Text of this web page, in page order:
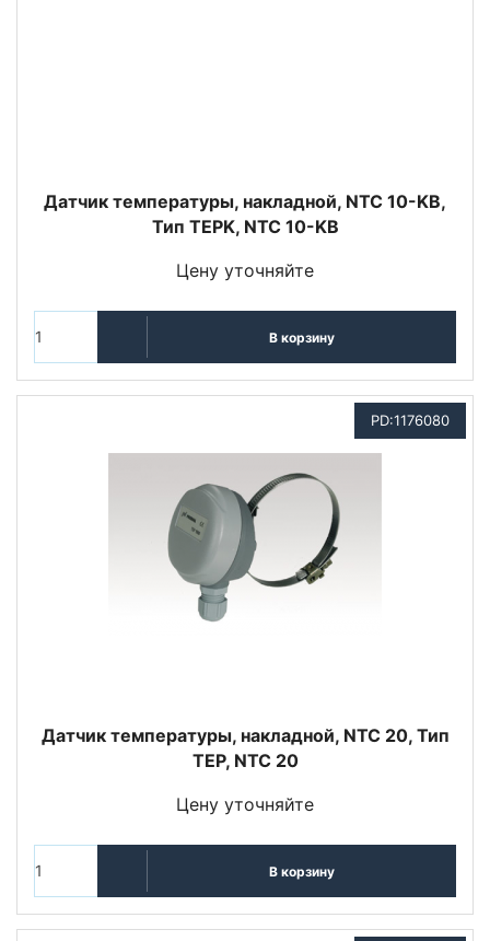
Датчик температуры, накладной, NTC 10-KB,
Тип TEPK, NTC 10-KB
Цену уточняйте
В корзину
PD:1176080
Датчик температуры, накладной, NTC 20, Тип
TEP, NTC 20
Цену уточняйте
В корзину